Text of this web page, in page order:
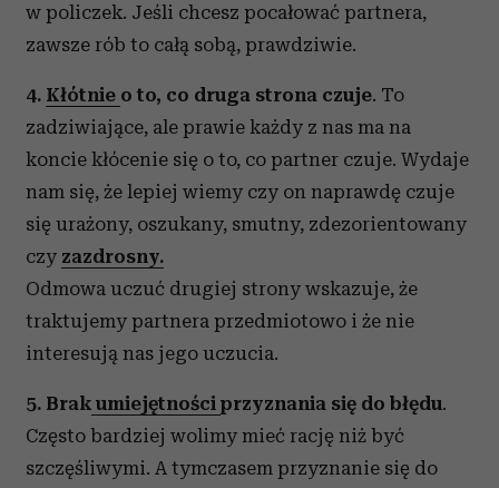
w policzek. Jeśli chcesz pocałować partnera,
zawsze rób to całą sobą, prawdziwie.
4. Kłótnie o to, co druga strona czuje. To
zadziwiające, ale prawie każdy z nas ma na
koncie kłócenie się o to, co partner czuje. Wydaje
nam się, że lepiej wiemy czy on naprawdę czuje
się urażony, oszukany, smutny, zdezorientowany
czy zazdrosny.
Odmowa uczuć drugiej strony wskazuje, że
traktujemy partnera przedmiotowo i że nie
interesują nas jego uczucia.
5. Brak umiejętności przyznania się do błędu.
Często bardziej wolimy mieć rację niż być
szczęśliwymi. A tymczasem przyznanie się do